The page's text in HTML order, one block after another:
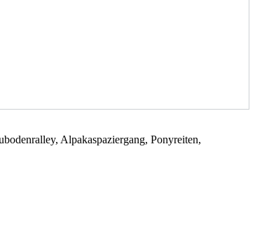
Alpakaspaziergang, Ponyreiten,